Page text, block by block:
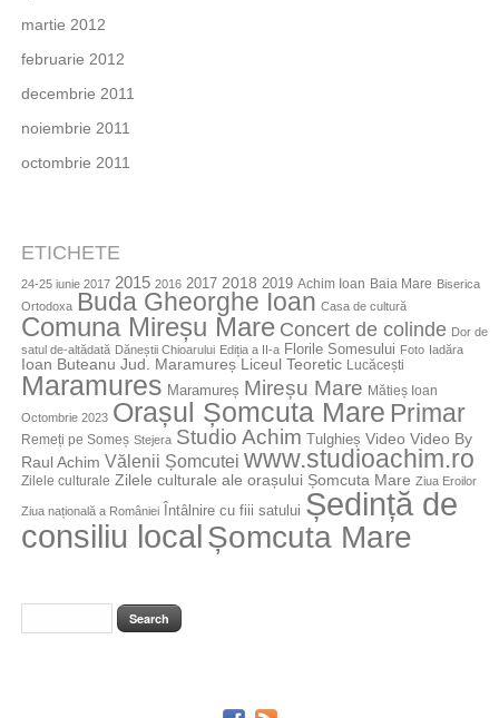
martie 2012
februarie 2012
decembrie 2011
noiembrie 2011
octombrie 2011
ETICHETE
24-25 iunie 2017 2015 2016 2017 2018 2019 Achim Ioan Baia Mare Biserica
Ortodoxa Buda Gheorghe Ioan Casa de cultură
Comuna Mireșu Mare Concert de colinde Dor de
satul de-altădată Dăneștii Chioarului Ediția a II-a Florile Somesului Foto Iadăra
Ioan Buteanu Jud. Maramureș Liceul Teoretic Lucăcești
Maramures Maramureș Mireșu Mare Mătieș Ioan
Octombrie 2023 Orașul Șomcuta Mare Primar
Remeți pe Someș Stejera Studio Achim Tulghieș Video Video By
Raul Achim Vălenii Șomcutei www.studioachim.ro
Zilele culturale Zilele culturale ale orașului Șomcuta Mare Ziua Eroilor
Ziua națională a României Întâlnire cu fiii satului Ședință de
consiliu localȘomcuta Mare